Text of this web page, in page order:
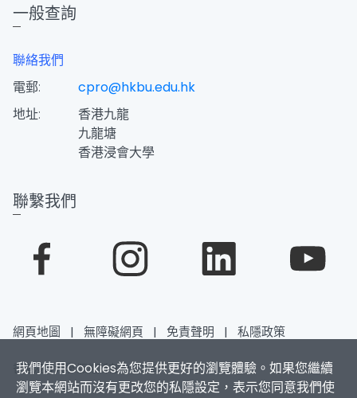
我們使用Cookies為您提供更好的瀏覽體驗。如果您繼續
瀏覽本網站而沒有更改您的私隱設定，表示您同意我們使
一般查詢
聯絡我們
電郵:
cpro@hkbu.edu.hk
地址:
香港九龍
九龍塘
香港浸會大學
聯繫我們
網頁地圖 | 無障礙網頁 | 免責聲明 | 私隱政策
香港浸會大學 版權所有 © 2026